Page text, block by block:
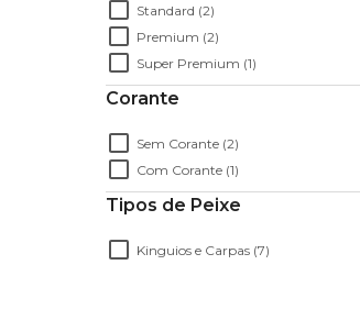
Standard (2)
Premium (2)
Super Premium (1)
Corante
Sem Corante (2)
Com Corante (1)
Tipos de Peixe
Kinguios e Carpas (7)